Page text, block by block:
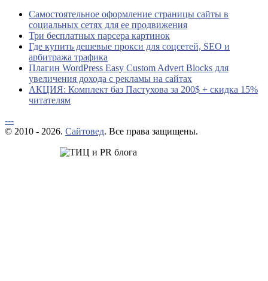
Самостоятельное оформление страницы сайты в
социальных сетях для ее продвижения
Три бесплатных парсера картинок
Где купить дешевые прокси для соцсетей, SEO и
арбитража трафика
Плагин WordPress Easy Custom Advert Blocks для
увеличения дохода с рекламы на сайтах
АКЦИЯ: Комплект баз Пастухова за 200$ + скидка 15%
читателям
---
© 2010 - 2026. Сайтовед. Все права защищены.